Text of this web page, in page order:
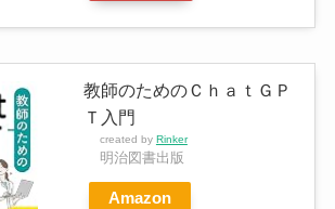
教師のためのＣｈａｔＧＰ
Ｔ入門
created by Rinker
明治図書出版
Amazon